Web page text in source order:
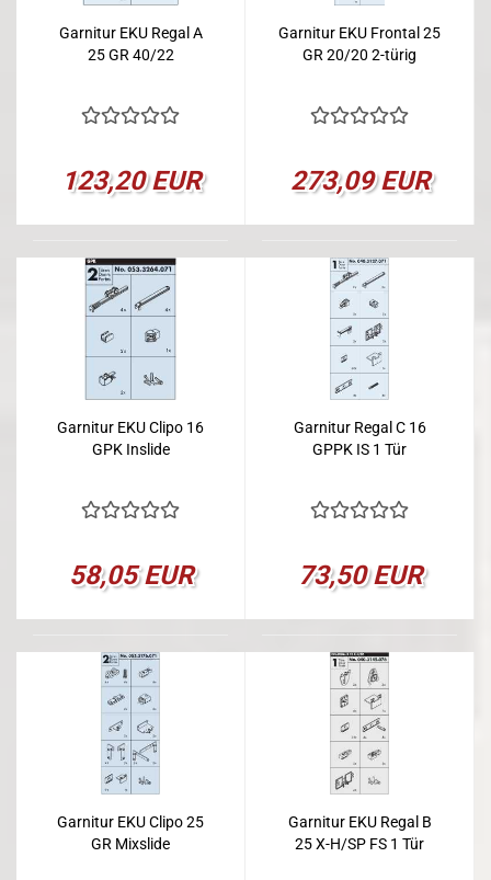
Garnitur EKU Regal A
25 GR 40/22
123,20 EUR
Garnitur EKU Frontal 25
GR 20/20 2-türig
273,09 EUR
Garnitur EKU Clipo 16
GPK Inslide
58,05 EUR
Garnitur Regal C 16
GPPK IS 1 Tür
73,50 EUR
Garnitur EKU Clipo 25
GR Mixslide
Garnitur EKU Regal B
25 X-H/SP FS 1 Tür